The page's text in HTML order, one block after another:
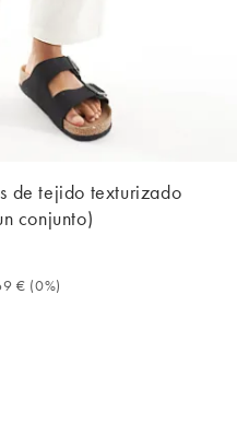
de tejido texturizado
conjunto)
30 días 38,69 € (0%).
€ (0%)